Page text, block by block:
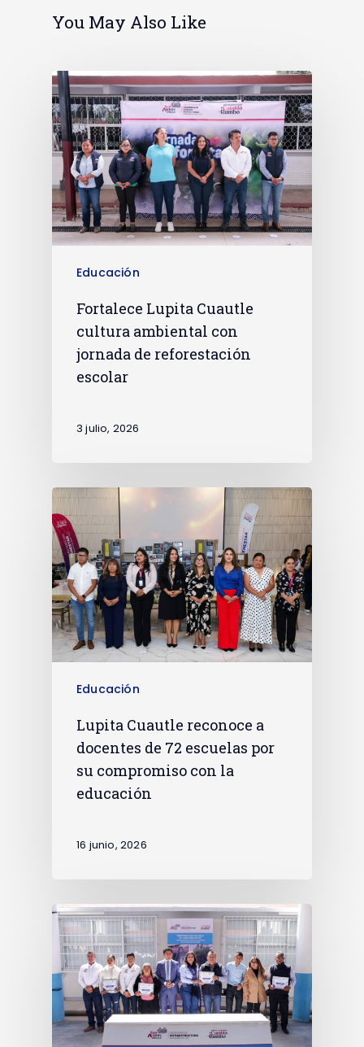
You May Also Like
Educación
Fortalece Lupita Cuautle
cultura ambiental con
jornada de reforestación
escolar
3 julio, 2026
Educación
Lupita Cuautle reconoce a
docentes de 72 escuelas por
su compromiso con la
educación
16 junio, 2026